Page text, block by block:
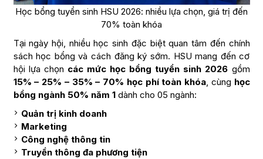
Học bổng tuyển sinh HSU 2026: nhiều lựa chọn, giá trị đến
70% toàn khóa
Tại ngày hội, nhiều học sinh đặc biệt quan tâm đến chính
sách học bổng và cách đăng ký sớm. HSU mang đến cơ
hội lựa chọn các mức học bổng tuyển sinh 2026 gồm
15% – 25% – 35% – 70% học phí toàn khóa, cùng học
bổng ngành 50% năm 1dành cho 05 ngành:
Quản trị kinh doanh
Marketing
Công nghệ thông tin
Truyền thông đa phương tiện